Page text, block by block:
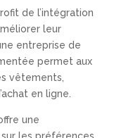
de l’intégration
leur
entreprise de
permet aux
vêtements,
en ligne.
une
les préférences